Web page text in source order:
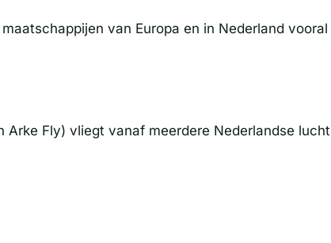
van Europa en in Nederland
Fly) vliegt vanaf meerdere Nederlandse